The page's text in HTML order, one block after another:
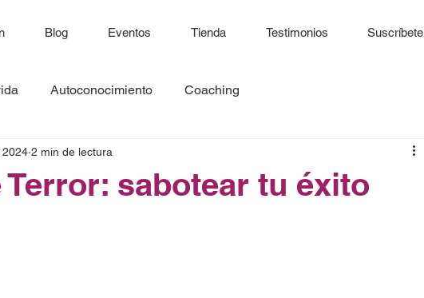
Blog Eventos Tienda Testimonios Suscríbete
Autoconocimiento Coaching
sabotear tu éxito
2024 2 min de lectura